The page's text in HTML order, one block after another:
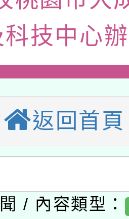
陸應申請許可
部水利署委託
究院辦理「
單位及節水達
22日(星期六
廟祈福系列
學年度第2次
果公告(無人
共學行動站研
115年度閱讀
動專業研習
─人工智慧
養講師名單
容與教學軟
科技中心
返回首頁
/ 內容類型：